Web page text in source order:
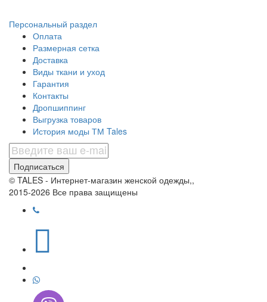
Персональный раздел
Оплата
Размерная сетка
Доставка
Виды ткани и уход
Гарантия
Контакты
Дропшиппинг
Выгрузка товаров
История моды ТМ Tales
Подписаться
© TALES - Интернет-магазин женской одежды,,
2015-2026 Все права защищены